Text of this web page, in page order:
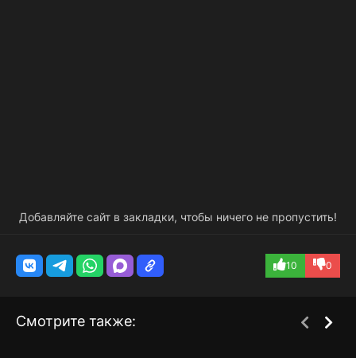
Добавляйте сайт в закладки, чтобы ничего не пропустить!
10 0
Смотрите также: